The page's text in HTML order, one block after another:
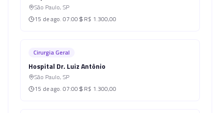
São Paulo, SP
15 de ago. 07:00 R$ 1.300,00
Cirurgia Geral
Hospital Dr. Luiz Antônio
São Paulo, SP
15 de ago. 07:00 R$ 1.300,00